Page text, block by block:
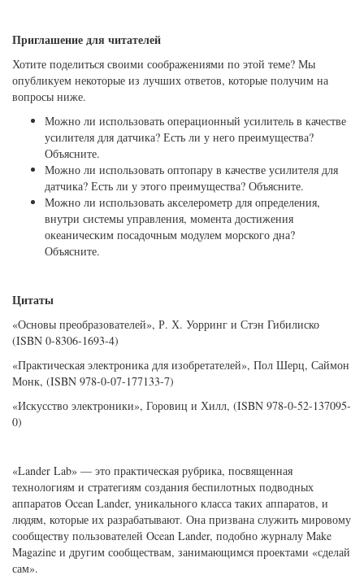
Приглашение для читателей
Хотите поделиться своими соображениями по этой теме? Мы
опубликуем некоторые из лучших ответов, которые получим на
вопросы ниже.
Можно ли использовать операционный усилитель в качестве
усилителя для датчика? Есть ли у него преимущества?
Объясните.
Можно ли использовать оптопару в качестве усилителя для
датчика? Есть ли у этого преимущества? Объясните.
Можно ли использовать акселерометр для определения,
внутри системы управления, момента достижения
океаническим посадочным модулем морского дна?
Объясните.
Цитаты
«Основы преобразователей», Р. Х. Уорринг и Стэн Гибилиско
(ISBN 0-8306-1693-4)
«Практическая электроника для изобретателей», Пол Шерц, Саймон
Монк, (ISBN 978-0-07-177133-7)
«Искусство электроники», Горовиц и Хилл, (ISBN 978-0-52-137095-
0)
«Lander Lab» — это практическая рубрика, посвященная
технологиям и стратегиям создания беспилотных подводных
аппаратов Ocean Lander, уникального класса таких аппаратов, и
людям, которые их разрабатывают. Она призвана служить мировому
сообществу пользователей Ocean Lander, подобно журналу Make
Magazine и другим сообществам, занимающимся проектами «сделай
сам».